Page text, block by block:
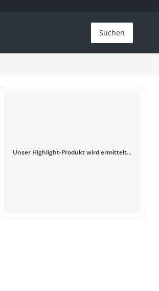
Suchen
Unser Highlight-Produkt wird ermittelt...